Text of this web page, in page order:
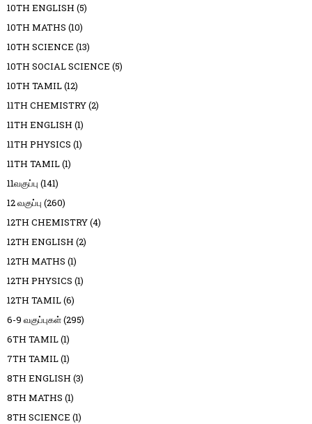
10TH ENGLISH (5)
10TH MATHS (10)
10TH SCIENCE (13)
10TH SOCIAL SCIENCE (5)
10TH TAMIL(12)
11TH CHEMISTRY(2)
11TH ENGLISH (1)
11TH PHYSICS (1)
11TH TAMIL(1)
11வகுப்பு (141)
12 வகுப்பு (260)
12TH CHEMISTRY(4)
12TH ENGLISH (2)
12TH MATHS (1)
12TH PHYSICS (1)
12TH TAMIL(6)
6-9 வகுப்புகள்(295)
6TH TAMIL(1)
7TH TAMIL(1)
8TH ENGLISH (3)
8TH MATHS (1)
8TH SCIENCE (1)